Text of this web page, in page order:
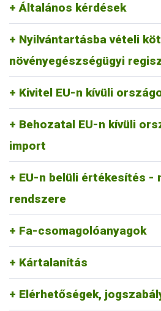
Általános kérdések
Nyilvántartásba vételi
növényegészségügyi
Kivitel EU-n kívüli
Behozatal EU-n kívüli
import
EU-n belüli értékesítés -
rendszere
Fa-csomagolóanyagok
Kártalanítás
Elérhetőségek,